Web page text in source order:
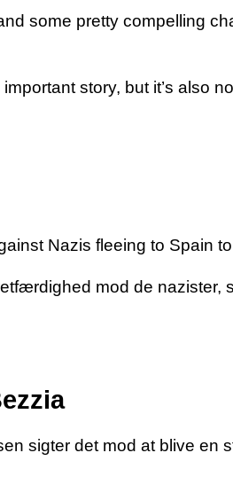
some pretty compelling
story, but it’s also
Nazis fleeing to Spain
mod de nazister,
sigter det mod at blive en